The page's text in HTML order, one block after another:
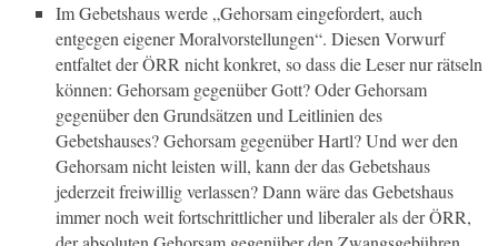
Im Gebetshaus werde „Gehorsam eingefordert, auch
entgegen eigener Moralvorstellungen“. Diesen Vorwurf
entfaltet der ÖRR nicht konkret, so dass die Leser nur rätseln
können: Gehorsam gegenüber Gott? Oder Gehorsam
gegenüber den Grundsätzen und Leitlinien des
Gebetshauses? Gehorsam gegenüber Hartl? Und wer den
Gehorsam nicht leisten will, kann der das Gebetshaus
jederzeit freiwillig verlassen? Dann wäre das Gebetshaus
immer noch weit fortschrittlicher und liberaler als der ÖRR,